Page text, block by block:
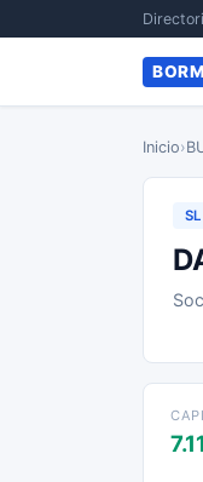
Inicio›
SL